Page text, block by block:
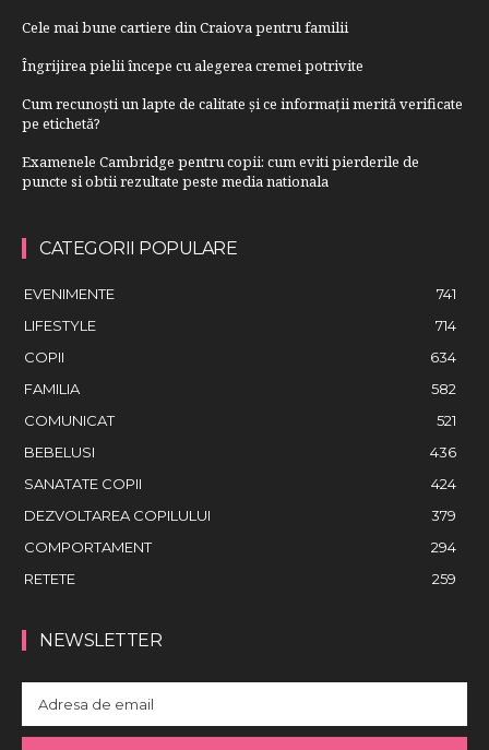
Cele mai bune cartiere din Craiova pentru familii
Îngrijirea pielii începe cu alegerea cremei potrivite
Cum recunoști un lapte de calitate și ce informații merită verificate
pe etichetă?
Examenele Cambridge pentru copii: cum eviti pierderile de
puncte si obtii rezultate peste media nationala
CATEGORII POPULARE
EVENIMENTE
741
LIFESTYLE
714
COPII
634
FAMILIA
582
COMUNICAT
521
BEBELUSI
436
SANATATE COPII
424
DEZVOLTAREA COPILULUI
379
COMPORTAMENT
294
RETETE
259
NEWSLETTER